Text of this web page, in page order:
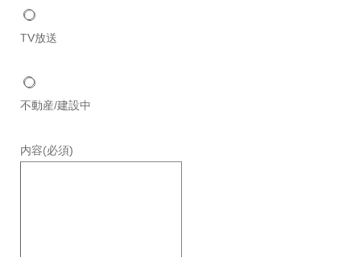
TV放送
不動産/建設中
内容(必須)